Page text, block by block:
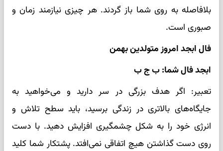
بلافاصله به روی شما باز گردند. هر چیزی نیازمند زمان و
صبوری است.
فال ابجد امروز متولدین بهمن
ابجد فال شما: ب ج ب
تعبیر: اگر هدف بزرگی در سر دارید و می‌خواهید به
جایگاه‌های بالاتری در زندگی برسید، باید سطح تلاش و
انرژی خود را به شکل چشمگیری افزایش دهید. با دست
روی دست گذاشتن هیچ اتفاقی نمی‌افتد. پشتکار شما کلید